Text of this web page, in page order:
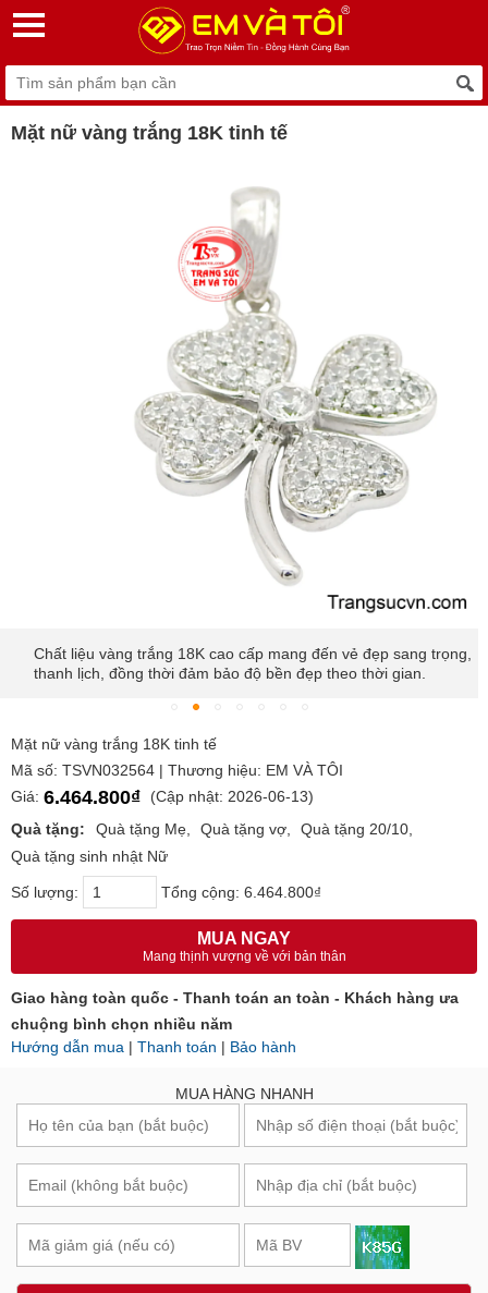
Mặt nữ vàng trắng 18K tinh tế
Chất liệu vàng trắng 18K cao cấp mang đến vẻ đẹp sang trọng,
thanh lịch, đồng thời đảm bảo độ bền đẹp theo thời gian.
Mặt nữ vàng trắng 18K tinh tế
Mã số: TSVN032564 | Thương hiệu: EM VÀ TÔI
Giá: 6.464.800₫
(Cập nhật: 2026-06-13)
Quà tặng:
Quà tặng Mẹ Quà tặng vợ
Quà tặng 20/10
Quà tặng sinh nhật Nữ
Số lượng: Tổng cộng: 6.464.800₫
MUA NGAY
Mang thịnh vượng về với bản thân
Giao hàng toàn quốc - Thanh toán an toàn - Khách hàng ưa
chuộng bình chọn nhiều năm
Hướng dẫn mua | Thanh toán | Bảo hành
MUA HÀNG NHANH